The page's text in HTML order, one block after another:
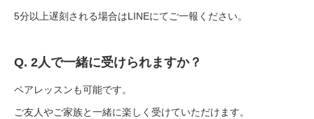
5分以上遅刻される場合はLINEにてご一報ください。
Q. 2人で一緒に受けられますか？
ペアレッスンも可能です。
ご友人やご家族と一緒に楽しく受けていただけます。